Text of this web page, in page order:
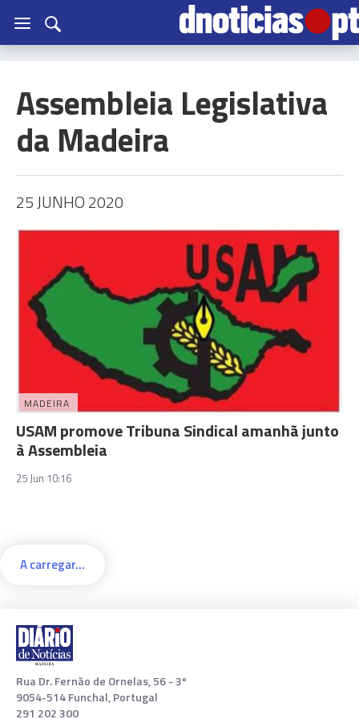
Assembleia Legislativa
da Madeira
25 JUNHO 2020
MADEIRA
USAM promove Tribuna Sindical amanhã junto
à Assembleia
25 Jun 10:16
A carregar...
Rua Dr. Fernão de Ornelas, 56 - 3º
9054-514 Funchal, Portugal
291 202 300